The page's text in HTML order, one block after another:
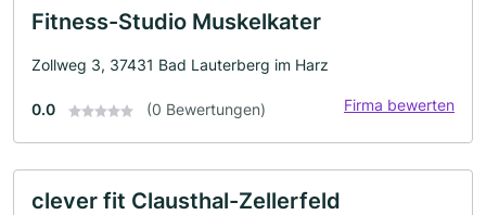
Fitness-Studio Muskelkater
Zollweg 3, 37431 Bad Lauterberg im Harz
0.0 (0 Bewertungen) Firma bewerten
clever fit Clausthal-Zellerfeld